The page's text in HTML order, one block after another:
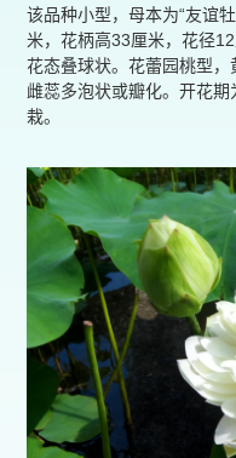
该品种小型，母本为“友谊
米，花柄高33厘米，花径
花态叠球状。花蕾园桃型，
雌蕊多泡状或瓣化。开花
栽。